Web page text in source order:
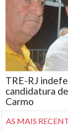
TRE-RJ
candidatura
Carmo
AS MAIS